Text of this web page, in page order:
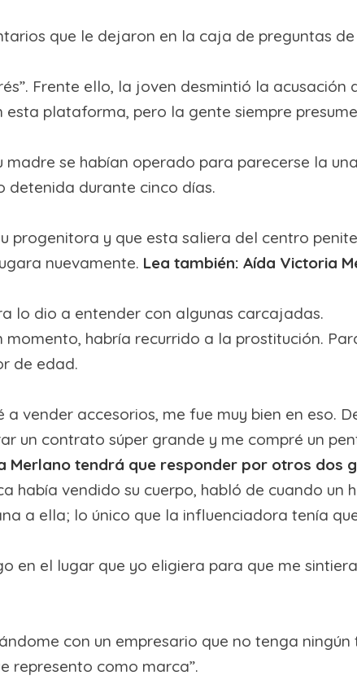
que le dejaron en la caja de preguntas
Frente ello, la joven desmintió la acusación
plataforma, pero la gente siempre
se habían operado para parecerse la
detenida durante cinco días.
progenitora y que esta saliera del centro
nuevamente. Lea también: Aída Victoria
lo dio a entender con algunas carcajadas.
habría recurrido a la prostitución.
de edad.
vender accesorios, me fue muy bien en eso.
un contrato súper grande y me compré un
Merlano tendrá que responder por otros dos
había vendido su cuerpo, habló de cuando un
a ella; lo único que la influenciadora tenía
en el lugar que yo eligiera para que me sintiera
con un empresario que no tenga ningún
represento como marca”.